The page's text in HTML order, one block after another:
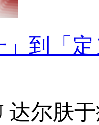
」到「
达尔肤